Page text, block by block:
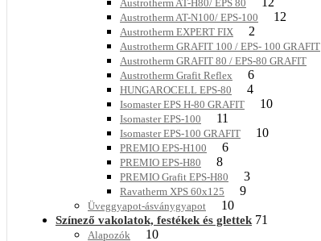
Austrotherm AT-H80/ EPS 80
Austrotherm AT-N100/ EPS-100 12
Austrotherm EXPERT FIX 2
Austrotherm GRAFIT 100 / EPS- 100 GRAFIT
Austrotherm GRAFIT 80 / EPS-80 GRAFIT
Austrotherm Grafit Reflex 6
HUNGAROCELL EPS-80 4
Isomaster EPS H-80 GRAFIT 10
Isomaster EPS-100 11
Isomaster EPS-100 GRAFIT 10
PREMIO EPS-H100 6
PREMIO EPS-H80 8
PREMIO Grafit EPS-H80 3
Ravatherm XPS 60x125 9
Üveggyapot-ásványgyapot 10
Színező vakolatok, festékek és glettek 71
Alapozók 10